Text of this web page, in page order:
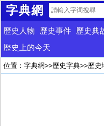
字典網
歷史人物 歷史事件 歷史典
歷史上的今天
位置： 字典網>>歷史字典>>歷史